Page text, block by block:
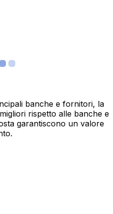
banche e fornitori, la
rispetto alle banche e
garantiscono un valore